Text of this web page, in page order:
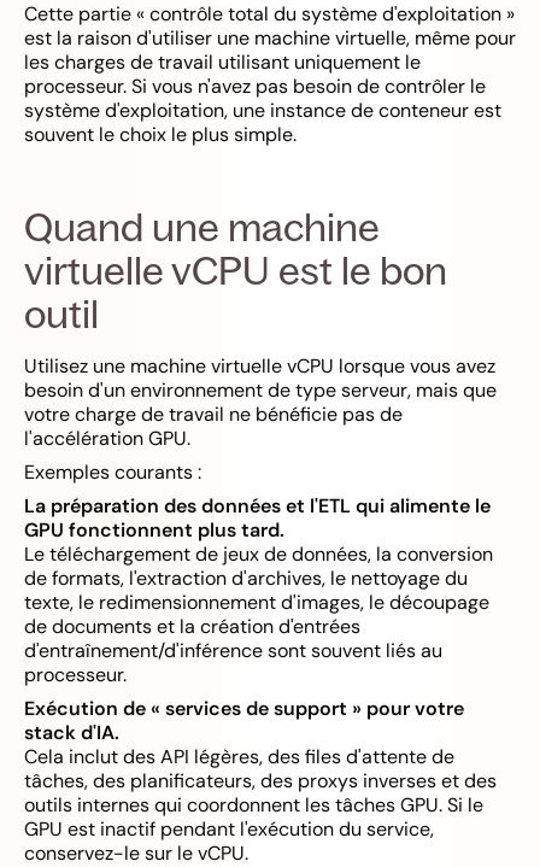
Cette partie « contrôle total du système d'exploitation »
est la raison d'utiliser une machine virtuelle, même pour
les charges de travail utilisant uniquement le
processeur. Si vous n'avez pas besoin de contrôler le
système d'exploitation, une instance de conteneur est
souvent le choix le plus simple.
Quand une machine
virtuelle vCPU est le bon
outil
Utilisez une machine virtuelle vCPU lorsque vous avez
besoin d'un environnement de type serveur, mais que
votre charge de travail ne bénéficie pas de
l'accélération GPU.
Exemples courants :
La préparation des données et l'ETL qui alimente le
GPU fonctionnent plus tard.
Le téléchargement de jeux de données, la conversion
de formats, l'extraction d'archives, le nettoyage du
texte, le redimensionnement d'images, le découpage
de documents et la création d'entrées
d'entraînement/d'inférence sont souvent liés au
processeur.
Exécution de « services de support » pour votre
stack d'IA.
Cela inclut des API légères, des files d'attente de
tâches, des planificateurs, des proxys inverses et des
outils internes qui coordonnent les tâches GPU. Si le
GPU est inactif pendant l'exécution du service,
conservez-le sur le vCPU.